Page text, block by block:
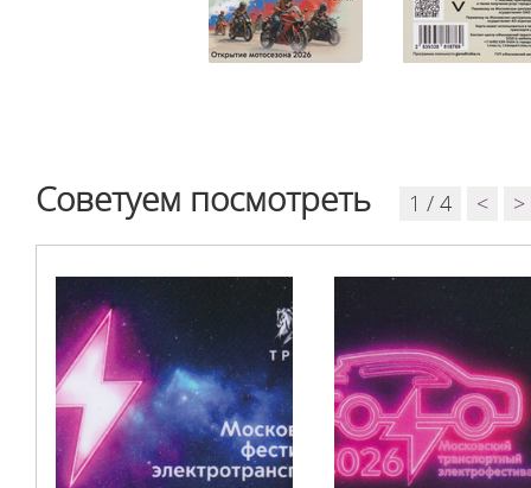
Советуем посмотреть 1 / 4 < >